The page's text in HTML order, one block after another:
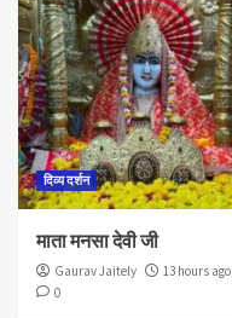
दिव्य दर्शन
माता मनसा देवी जी
Gaurav Jaitely
13 hours ago
0